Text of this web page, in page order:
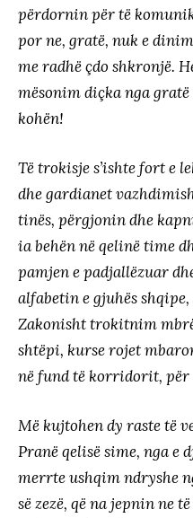
përdornin për të
por ne, gratë, nuk e
me radhë çdo shkronjë.
mësonim diçka nga
kohën!
Të trokisje s’ishte fort e
dhe gardianet
tinës, përgjonin dhe
ia behën në qelinë time
pamjen e padjallëzuar
alfabetin e gjuhës
Zakonisht trokitnim
shtëpi, kurse rojet
në fund të korridorit,
Më kujtohen dy raste të
Pranë qelisë sime, nga e
merrte ushqim ndryshe
së zezë, që na jepnin ne